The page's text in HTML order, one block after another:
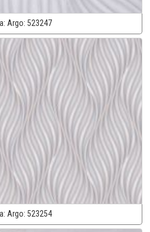
Argo: 523247
Argo: 523254